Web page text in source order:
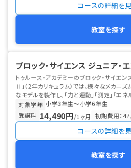
コースの詳細を
教室を探す
ブロック・サイエンス ジュニア・
トゥルース・アカデミーのブロック・サイエン
Ⅱ」（2年カリキュラム）では、様々なメカニ
なモデルを製作し、「力と運動」「測定」「エネ
対象学年 小学3年生〜小学6年生
受講料 14,490円/1ヶ月 初期費用：
コースの詳細を
教室を探す